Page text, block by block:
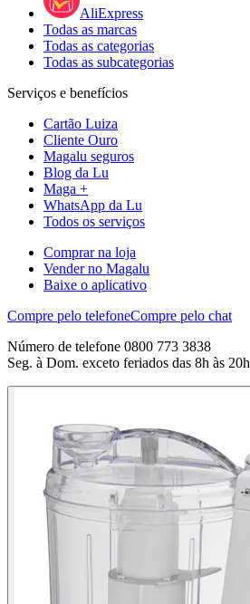
AliExpress
Todas as marcas
Todas as categorias
Todas as subcategorias
Serviços e benefícios
Cartão Luiza
Cliente Ouro
Magalu seguros
Blog da Lu
Maga +
WhatsApp da Lu
Todos os serviços
Comprar na loja
Vender no Magalu
Baixe o aplicativo
Compre pelo telefoneCompre pelo chat
Número de telefone 0800 773 3838
Seg. à Dom. exceto feriados das 8h às 20h